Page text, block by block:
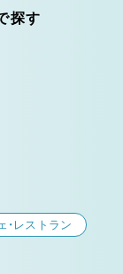
探す
・レストラン